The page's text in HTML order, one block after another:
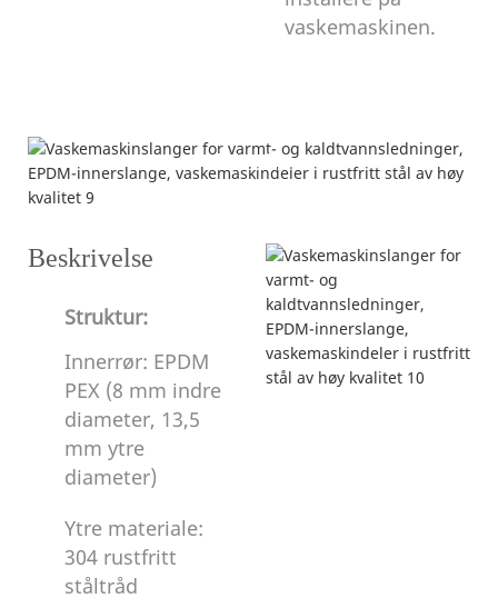
vaskemaskinen.
Produktbeskrivelse
Beskrivelse
Struktur:
Innerrør: EPDM
PEX (8 mm indre
diameter, 13,5
mm ytre
diameter)
Ytre materiale:
304 rustfritt
ståltråd